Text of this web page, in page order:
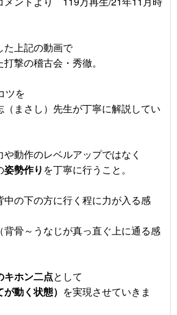
た上記の動画で
撃の稽古会・秀徹。
ツを
まさし）先生が丁寧に解説してい
動作のレベルアップではなく
姿勢作り を丁寧に行うこと。
中の下の方に行く程に力が入る感
（背骨～うなじが真っ直ぐ上に通る感
キホン二点として
動く状態） を実現させていきま